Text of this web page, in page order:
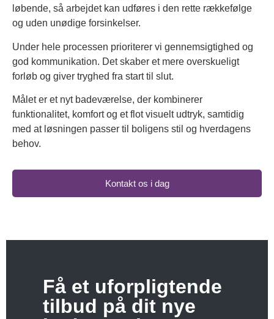
løbende, så arbejdet kan udføres i den rette rækkefølge
og uden unødige forsinkelser.
Under hele processen prioriterer vi gennemsigtighed og
god kommunikation. Det skaber et mere overskueligt
forløb og giver tryghed fra start til slut.
Målet er et nyt badeværelse, der kombinerer
funktionalitet, komfort og et flot visuelt udtryk, samtidig
med at løsningen passer til boligens stil og hverdagens
behov.
Kontakt os i dag
Få et uforpligtende
tilbud på dit nye